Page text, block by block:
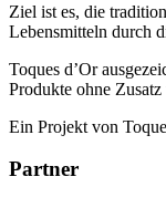
Ziel ist es, die
Lebensmitteln durch
Toques d’Or
Produkte ohne
Ein Projekt von
Partner